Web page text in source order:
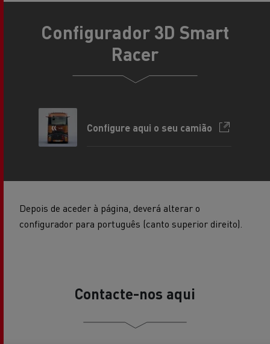
Configurador 3D Smart
Racer
Configure aqui o seu camião
Depois de aceder à página, deverá alterar o
configurador para português (canto superior direito).
Contacte-nos aqui